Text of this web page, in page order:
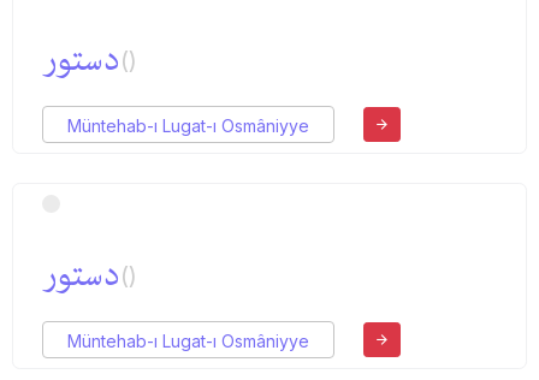
دستور()
Müntehab-ı Lugat-ı Osmâniyye
دستور()
Müntehab-ı Lugat-ı Osmâniyye